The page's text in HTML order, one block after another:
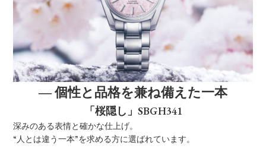
― 個性と品格を兼ね備えた一本
「桜隠し」SBGH341
深みのある表情と確かな仕上げ。
“人とは違う一本”を求める方に選ばれています。